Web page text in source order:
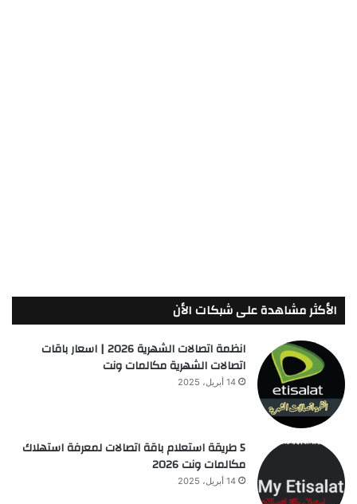
الأكثر مشاهدة على شبكات الأن
انظمة اتصالات الشهرية 2026 | اسعار باقات
اتصالات الشهرية مكالمات ونت
14 أبريل، 2025
5 طريقة استعلام باقة اتصالات لمعرفة استهلاك
مكالمات ونت 2026
14 أبريل، 2025